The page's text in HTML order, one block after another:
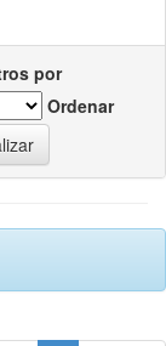
por
Ordenar